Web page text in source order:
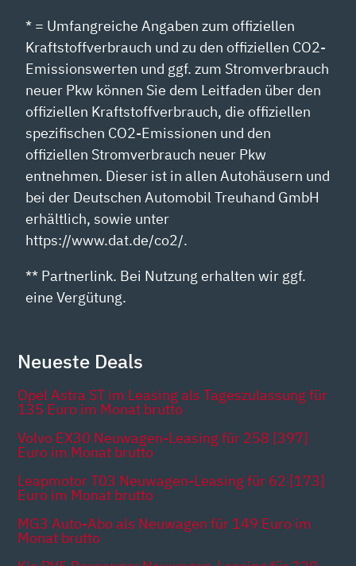
* = Umfangreiche Angaben zum offiziellen
Kraftstoffverbrauch und zu den offiziellen CO2-
Emissionswerten und ggf. zum Stromverbrauch
neuer Pkw können Sie dem Leitfaden über den
offiziellen Kraftstoffverbrauch, die offiziellen
spezifischen CO2-Emissionen und den
offiziellen Stromverbrauch neuer Pkw
entnehmen. Dieser ist in allen Autohäusern und
bei der Deutschen Automobil Treuhand GmbH
erhältlich, sowie unter
https://www.dat.de/co2/.
** Partnerlink. Bei Nutzung erhalten wir ggf.
eine Vergütung.
Neueste Deals
Opel Astra ST im Leasing als Tageszulassung für
135 Euro im Monat brutto
Volvo EX30 Neuwagen-Leasing für 258 [397]
Euro im Monat brutto
Leapmotor T03 Neuwagen-Leasing für 62 [173]
Euro im Monat brutto
MG3 Auto-Abo als Neuwagen für 149 Euro im
Monat brutto